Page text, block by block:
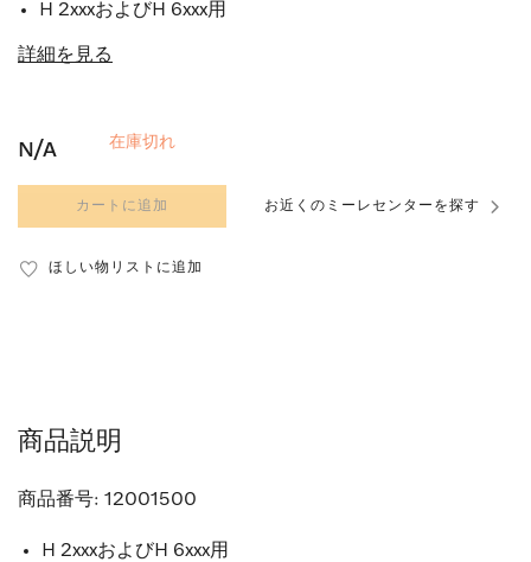
H 2xxxおよびH 6xxx用
詳細を見る
N/A 在庫切れ
カートに追加 お近くのミーレセンターを探す
ほしい物リストに追加
商品説明
商品番号: 12001500
H 2xxxおよびH 6xxx用